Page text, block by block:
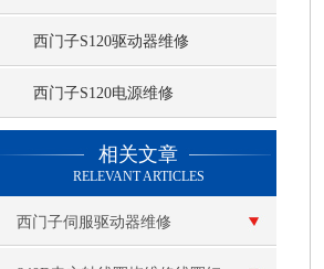
西门子S120驱动器维修
西门子S120电源维修
相关文章
RELEVANT ARTICLES
西门子伺服驱动器维修